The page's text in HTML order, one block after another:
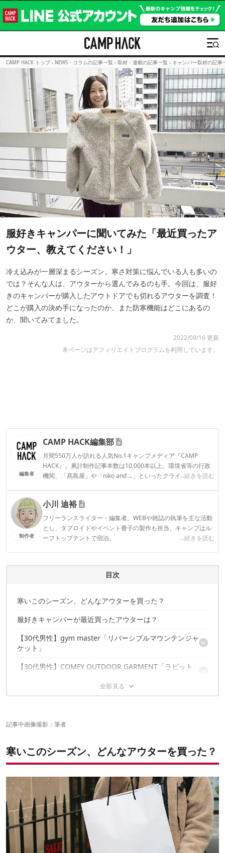
CAMP HACK トップ › NEWS・コラムの記事一覧 › 取材・連載の記事一覧 › キャンパー取材の記事
服好きキャンパーに聞いてみた「最近買ったア
ウター、教えてください！」
冷え込みが一層深まるシーズン。寒さ対策に悩んでいる人も多いの
では？そんな人は、アウターから選んでみるのも手。今回は、服好
きのキャンパーが購入したアウトドアでも切れるアウターを調査！
どこが購入の決め手になったのか、また防寒機能はどこにあるの
か、聞いてみてました。
2022/09/16 更新
本ページはアフィリエイトプログラムを利用しています。
編集者
CAMP HACK編集部
月間550万人が訪れる人気No.1キャンプメディア『CAMP
HACK』。累計制作記事本数は10,000本以上。環境省等の行政
機関、「髙島屋」や「niko and ...」といったクライアントとの
...続きを読む
CAMP HACK編集部のプロフィール
制作者
小川 迪裕
フリーランスライター・編集者。WEBや雑誌の執筆を主な活動
とし、タブロイドやイベント冊子の製作も担当。キャンプはル
ーフトップテントで宿泊。
...続きを読む
小川 迪裕のプロフィール
目次
寒いこのシーズン、どんなアウターを買った？
服好きキャンパーが最近買ったアウターは？
【30代男性】gym master「リバーシブルマウンテンジャ
ケット」
異なるカラーのボア使いにひと目惚れ
【30代男性】COMFY OUTDOOR GARMENT「ラビット
肉厚のボア素材がこれからの季節に重宝
【20代男性】Arc'teryx「アトム AR フーディ」
冷たい風を中に入れないディテールにも注目
ジャケット」
サイズ感とデザインが理想にピッタリ
シルエットとデザインが今風
見た目とは違うアウトドア感
ディテールも高スペック！
寒さのピークは2月！今のうちにアウターを見てみては？
小川迪裕の他の記事はこちら
記事中画像撮影：筆者
寒いこのシーズン、どんなアウターを買った？